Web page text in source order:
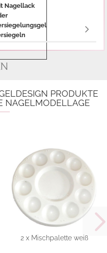
Nagellack
PRODUKTE
NAGELMODELLAGE
2 x Mischpalette weiß